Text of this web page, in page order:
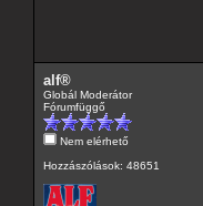
alf®
Globál Moderátor
Fórumfüggő
Nem elérhető
Hozzászólások: 48651